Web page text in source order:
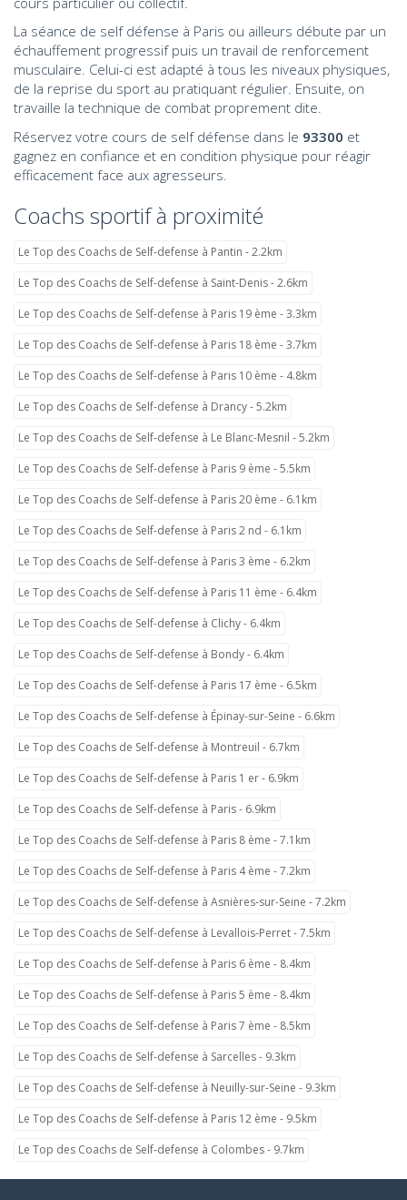
La séance de self défense à Paris ou ailleurs débute par un
échauffement progressif puis un travail de renforcement
musculaire. Celui-ci est adapté à tous les niveaux physiques,
de la reprise du sport au pratiquant régulier. Ensuite, on
travaille la technique de combat proprement dite.
Réservez votre cours de self défense dans le 93300 et
gagnez en confiance et en condition physique pour réagir
efficacement face aux agresseurs.
Coachs sportif à proximité
Le Top des Coachs de Self-defense à Pantin - 2.2km
Le Top des Coachs de Self-defense à Saint-Denis - 2.6km
Le Top des Coachs de Self-defense à Paris 19 ème - 3.3km
Le Top des Coachs de Self-defense à Paris 18 ème - 3.7km
Le Top des Coachs de Self-defense à Paris 10 ème - 4.8km
Le Top des Coachs de Self-defense à Drancy - 5.2km
Le Top des Coachs de Self-defense à Le Blanc-Mesnil - 5.2km
Le Top des Coachs de Self-defense à Paris 9 ème - 5.5km
Le Top des Coachs de Self-defense à Paris 20 ème - 6.1km
Le Top des Coachs de Self-defense à Paris 2 nd - 6.1km
Le Top des Coachs de Self-defense à Paris 3 ème - 6.2km
Le Top des Coachs de Self-defense à Paris 11 ème - 6.4km
Le Top des Coachs de Self-defense à Clichy - 6.4km
Le Top des Coachs de Self-defense à Bondy - 6.4km
Le Top des Coachs de Self-defense à Paris 17 ème - 6.5km
Le Top des Coachs de Self-defense à Épinay-sur-Seine - 6.6km
Le Top des Coachs de Self-defense à Montreuil - 6.7km
Le Top des Coachs de Self-defense à Paris 1 er - 6.9km
Le Top des Coachs de Self-defense à Paris - 6.9km
Le Top des Coachs de Self-defense à Paris 8 ème - 7.1km
Le Top des Coachs de Self-defense à Paris 4 ème - 7.2km
Le Top des Coachs de Self-defense à Asnières-sur-Seine - 7.2km
Le Top des Coachs de Self-defense à Levallois-Perret - 7.5km
Le Top des Coachs de Self-defense à Paris 6 ème - 8.4km
Le Top des Coachs de Self-defense à Paris 5 ème - 8.4km
Le Top des Coachs de Self-defense à Paris 7 ème - 8.5km
Le Top des Coachs de Self-defense à Sarcelles - 9.3km
Le Top des Coachs de Self-defense à Neuilly-sur-Seine - 9.3km
Le Top des Coachs de Self-defense à Paris 12 ème - 9.5km
Le Top des Coachs de Self-defense à Colombes - 9.7km